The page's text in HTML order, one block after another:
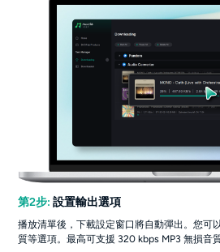
第2步: 設置輸出選項
播放清單後，下載設定窗口將自動彈出。您可
質等選項。最高可支援 320 kbps MP3 無損音質